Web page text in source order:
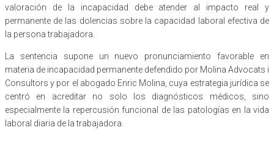
valoración de la incapacidad debe atender al impacto real y
permanente de las dolencias sobre la capacidad laboral efectiva de
la persona trabajadora.
La sentencia supone un nuevo pronunciamiento favorable en
materia de incapacidad permanente defendido por Molina Advocats i
Consultors y por el abogado Enric Molina, cuya estrategia jurídica se
centró en acreditar no solo los diagnósticos médicos, sino
especialmente la repercusión funcional de las patologías en la vida
laboral diaria de la trabajadora.